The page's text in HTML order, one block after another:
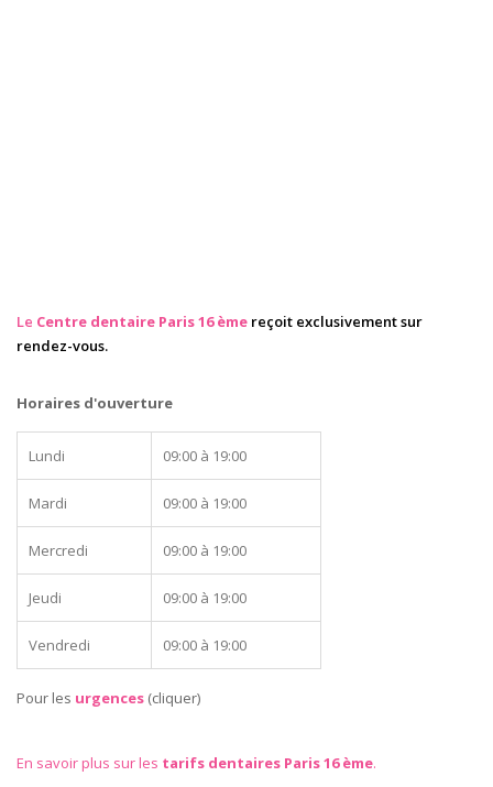
Le Centre dentaire Paris 16 ème reçoit exclusivement sur
rendez-vous.
Horaires d'ouverture
Lundi 09:00 à 19:00
Mardi 09:00 à 19:00
Mercredi 09:00 à 19:00
Jeudi 09:00 à 19:00
Vendredi 09:00 à 19:00
Pour les urgences (cliquer)
En savoir plus sur les tarifs dentaires Paris 16 ème.